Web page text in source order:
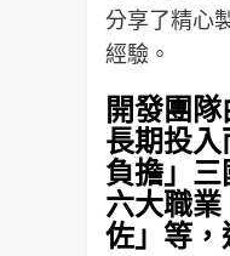
分享了精心
經驗。
開發團
長期投
負擔」
六大職
佐」等，